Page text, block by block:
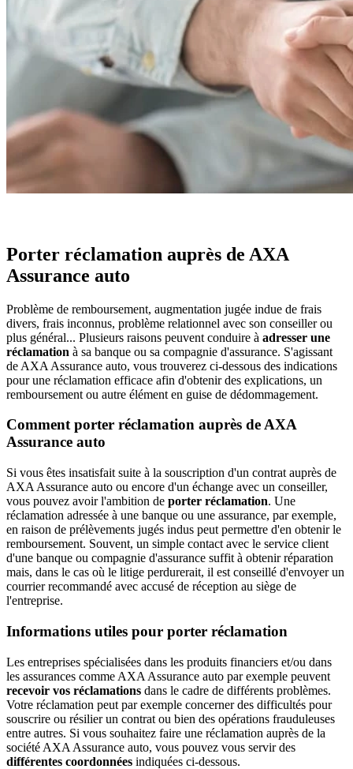
Porter réclamation auprès de AXA
Assurance auto
Problème de remboursement, augmentation jugée indue de frais
divers, frais inconnus, problème relationnel avec son conseiller ou
plus général... Plusieurs raisons peuvent conduire à adresser une
réclamation à sa banque ou sa compagnie d'assurance. S'agissant
de AXA Assurance auto, vous trouverez ci-dessous des indications
pour une réclamation efficace afin d'obtenir des explications, un
remboursement ou autre élément en guise de dédommagement.
Comment porter réclamation auprès de AXA
Assurance auto
Si vous êtes insatisfait suite à la souscription d'un contrat auprès de
AXA Assurance auto ou encore d'un échange avec un conseiller,
vous pouvez avoir l'ambition de porter réclamation. Une
réclamation adressée à une banque ou une assurance, par exemple,
en raison de prélèvements jugés indus peut permettre d'en obtenir le
remboursement. Souvent, un simple contact avec le service client
d'une banque ou compagnie d'assurance suffit à obtenir réparation
mais, dans le cas où le litige perdurerait, il est conseillé d'envoyer un
courrier recommandé avec accusé de réception au siège de
l'entreprise.
Informations utiles pour porter réclamation
Les entreprises spécialisées dans les produits financiers et/ou dans
les assurances comme AXA Assurance auto par exemple peuvent
recevoir vos réclamations dans le cadre de différents problèmes.
Votre réclamation peut par exemple concerner des difficultés pour
souscrire ou résilier un contrat ou bien des opérations frauduleuses
entre autres. Si vous souhaitez faire une réclamation auprès de la
société AXA Assurance auto, vous pouvez vous servir des
différentes coordonnées indiquées ci-dessous.